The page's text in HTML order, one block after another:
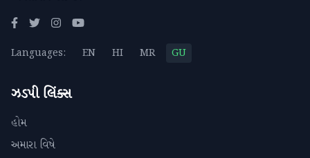
Languages: EN HI MR GU
ઝડપી લિંક્સ
હોમ
અમારા વિષે